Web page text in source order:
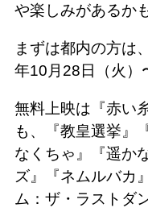
や楽しみがあるか
まずは都内の方は
年10月28日（火）
無料上映は『赤い
も、『教皇選挙』
なくちゃ』『遥か
ズ』『ネムルバカ
ム：ザ・ラストダ